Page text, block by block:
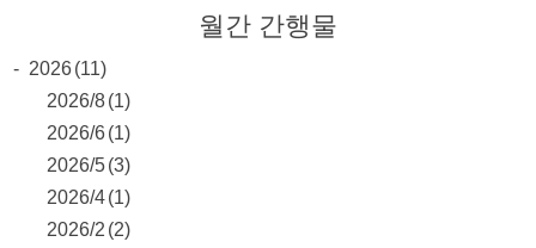
월간 간행물
- 2026(11)
2026/8(1)
2026/6(1)
2026/5(3)
2026/4(1)
2026/2 (2)